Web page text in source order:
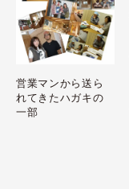
営業マンから送ら
れてきたハガキの
一部